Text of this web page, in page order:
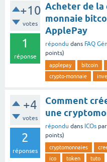
+10
votes
1
réponse
Acheter de la
monnaie
ApplePay
répondu dans FAQ
points)
applepay bitcoin
crypto-monnaie
+4
votes
2
réponses
Comment
une
répondu dans ICOs par
points)
cryptomonnaies
ico
token tuto